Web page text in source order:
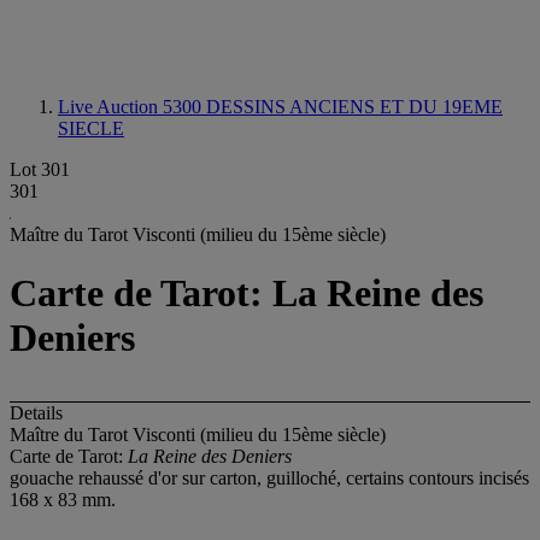
Live Auction 5300 DESSINS ANCIENS ET DU 19EME
SIECLE
Lot 301
301
Maître du Tarot Visconti (milieu du 15ème siècle)
Carte de Tarot: La Reine des
Deniers
Details
Maître du Tarot Visconti (milieu du 15ème siècle)
Carte de Tarot: La Reine des Deniers
gouache rehaussé d'or sur carton, guilloché, certains contours incisés
168 x 83 mm.